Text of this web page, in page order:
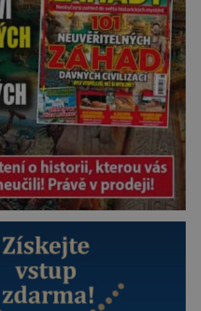
sbor se v Istanbulu objevuje v roce
1714 a […]